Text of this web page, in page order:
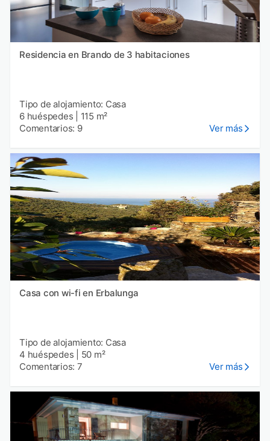
Residencia en Brando de 3 habitaciones
Tipo de alojamiento: Casa
6 huéspedes
115 m²
Comentarios: 9
Ver más
Casa con wi-fi en Erbalunga
Tipo de alojamiento: Casa
4 huéspedes
50 m²
Comentarios: 7
Ver más